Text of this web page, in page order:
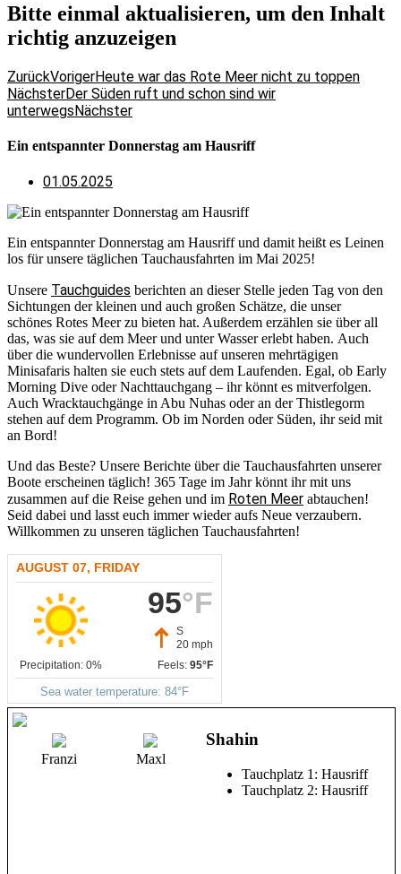
Bitte einmal aktualisieren, um den Inhalt
richtig anzuzeigen
ZurückVorigerHeute war das Rote Meer nicht zu toppen
NächsterDer Süden ruft und schon sind wir
unterwegsNächster
Ein entspannter Donnerstag am Hausriff
01.05.2025
Ein entspannter Donnerstag am Hausriff und damit heißt es Leinen
los für unsere täglichen Tauchausfahrten im Mai 2025!
Unsere Tauchguides berichten an dieser Stelle jeden Tag von den
Sichtungen der kleinen und auch großen Schätze, die unser
schönes Rotes Meer zu bieten hat. Außerdem erzählen sie über all
das, was sie auf dem Meer und unter Wasser erlebt haben. Auch
über die wundervollen Erlebnisse auf unseren mehrtägigen
Minisafaris halten sie euch stets auf dem Laufenden. Egal, ob Early
Morning Dive oder Nachttauchgang – ihr könnt es mitverfolgen.
Auch Wracktauchgänge in Abu Nuhas oder an der Thistlegorm
stehen auf dem Programm. Ob im Norden oder Süden, ihr seid mit
an Bord!
Und das Beste? Unsere Berichte über die Tauchausfahrten unserer
Boote erscheinen täglich! 365 Tage im Jahr könnt ihr mit uns
zusammen auf die Reise gehen und im Roten Meer abtauchen!
Seid dabei und lasst euch immer wieder aufs Neue verzaubern.
Willkommen zu unseren täglichen Tauchausfahrten!
Franzi Maxl
Shahin
Tauchplatz 1: Hausriff
Tauchplatz 2: Hausriff